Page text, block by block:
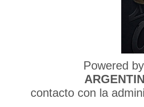
Powered by
contacto con la